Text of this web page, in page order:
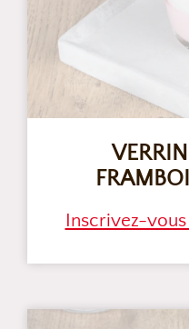
Inscrivez-